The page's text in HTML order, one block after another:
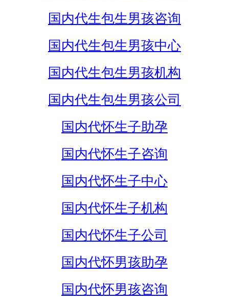
国内代生包生男孩咨询
国内代生包生男孩中心
国内代生包生男孩机构
国内代生包生男孩公司
国内代怀生子助孕
国内代怀生子咨询
国内代怀生子中心
国内代怀生子机构
国内代怀生子公司
国内代怀男孩助孕
国内代怀男孩咨询